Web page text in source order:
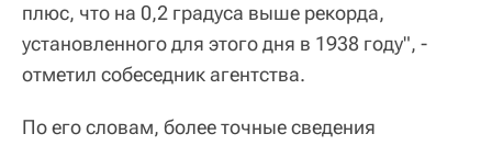
плюс, что на 0,2 градуса выше рекорда,
установленного для этого дня в 1938 году", -
отметил собеседник агентства.
По его словам, более точные сведения